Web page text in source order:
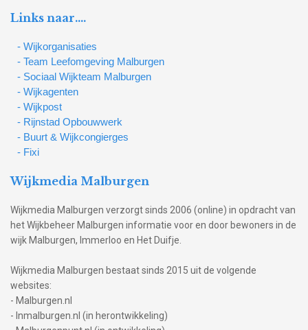
Links naar….
- Wijkorganisaties
- Team Leefomgeving Malburgen
- Sociaal Wijkteam Malburgen
- Wijkagenten
- Wijkpost
- Rijnstad Opbouwwerk
- Buurt & Wijkcongierges
- Fixi
Wijkmedia Malburgen
Wijkmedia Malburgen verzorgt sinds 2006 (online) in opdracht van
het Wijkbeheer Malburgen informatie voor en door bewoners in de
wijk Malburgen, Immerloo en Het Duifje.
Wijkmedia Malburgen bestaat sinds 2015 uit de volgende
websites:
- Malburgen.nl
- Inmalburgen.nl (in herontwikkeling)